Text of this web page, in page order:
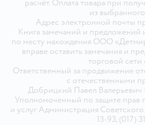
расчёт. Оплата товара при
из
Адрес электронной почты
Книга замечаний и предложений
по месту нахождения ООО
вправе оставить замечания и
торговой
Ответственный за продвижение
с отечественными
Добрицкий Павел Валерьевич
Уполномоченный по защите прав
и услуг Администрация Советского
13-93, (017)